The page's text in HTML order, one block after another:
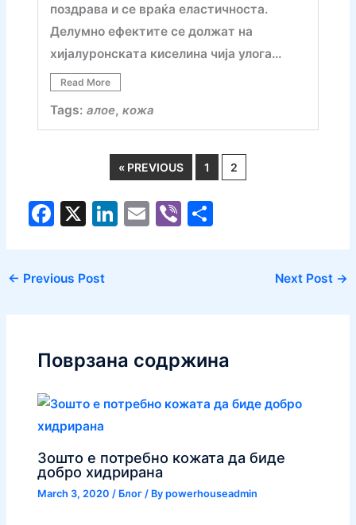
поздрава и се враќа еластичноста.
Делумно ефектите се должат на
хијалуронската киселина чија улога…
Read More
Tags: алое, кожа
« PREVIOUS 1 2
F
e
o
k
X
Li E
Vi
← Previous Post Next Post →
Поврзана содржина
Зошто е потребно кожата да биде
добро хидрирана
March 3, 2020 / Блог / Bypowerhouseadmin